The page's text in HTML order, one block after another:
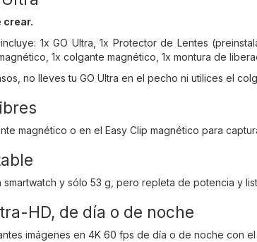
crear.
1x GO Ultra, 1x Protector de Lentes
1x colgante magnético, 1x montura de
no lleves tu GO Ultra en el pecho ni utilices el
magnético o en el Easy Clip magnético para
smartwatch y sólo 53 g, pero repleta de potencia y
HD, de día o de noche
imágenes en 4K 60 fps de día o de noche con